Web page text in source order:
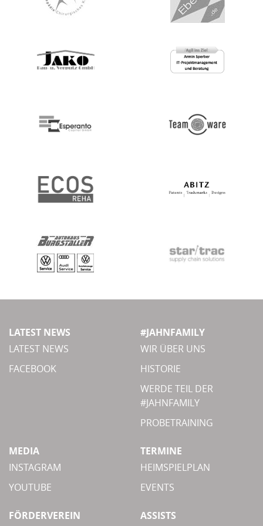
LATEST NEWS
LATEST NEWS
FACEBOOK
#JAHNFAMILY
WIR ÜBER UNS
HISTORIE
WERDE TEIL DER
#JAHNFAMILY
PROBETRAINING
MEDIA
INSTAGRAM
YOUTUBE
TERMINE
HEIMSPIELPLAN
EVENTS
FÖRDERVEREIN
ASSISTS